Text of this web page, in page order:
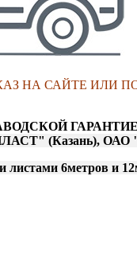
НА САЙТЕ ИЛИ
с ЗАВОДСКОЙ
(Казань),
листами 6метров и